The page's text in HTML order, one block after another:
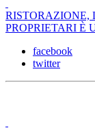
RISTORAZIONE,
PROPRIETARI È
facebook
twitter